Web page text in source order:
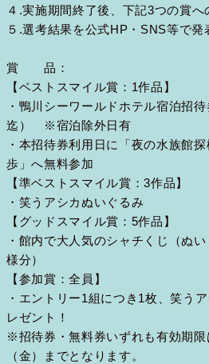
４.実施期間終了後、下記3つの賞へ
５.選考結果を公式HP・SNS等で発
賞 品：
【ベストスマイル賞：1作品】
・鴨川シーワールドホテル宿泊招
迄） ※宿泊除外日有
・本招待券利用日に「夜の水族館
歩」へ無料参加
【準ベストスマイル賞：3作品】
・笑うアシカぬいぐるみ
【グッドスマイル賞：5作品】
・館内で大人気のシャチくじ（ぬ
様分）
【参加賞：全員】
・エントリー1組につき1枚、笑う
レゼント！
※招待券・無料券いずれも有効期限
（金）までとなります。